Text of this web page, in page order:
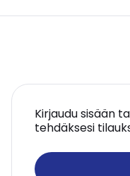
Kirjaudu sisään
tehdäksesi